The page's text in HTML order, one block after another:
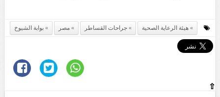
هيئة الرعاية الصحية جراحات القساطر مصر بوابة الشيوخ
⇧